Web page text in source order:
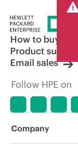
How to buy
Product support
Email sales
Follow HPE on
Company